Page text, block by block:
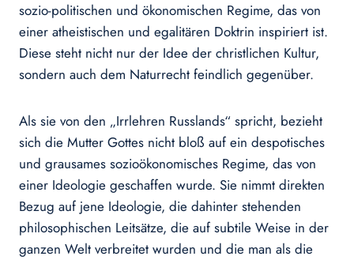
sozio-politischen und ökonomischen Regime, das von
einer atheistischen und egalitären Doktrin inspiriert ist.
Diese steht nicht nur der Idee der christlichen Kultur,
sondern auch dem Naturrecht feindlich gegenüber.
Als sie von den „Irrlehren Russlands“ spricht, bezieht
sich die Mutter Gottes nicht bloß auf ein despotisches
und grausames sozioökonomisches Regime, das von
einer Ideologie geschaffen wurde. Sie nimmt direkten
Bezug auf jene Ideologie, die dahinter stehenden
philosophischen Leitsätze, die auf subtile Weise in der
ganzen Welt verbreitet wurden und die man als die